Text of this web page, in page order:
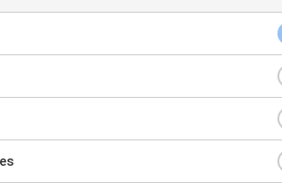
arrangerat av
och små bolag på Birger Jarl Konferens
kontakta: